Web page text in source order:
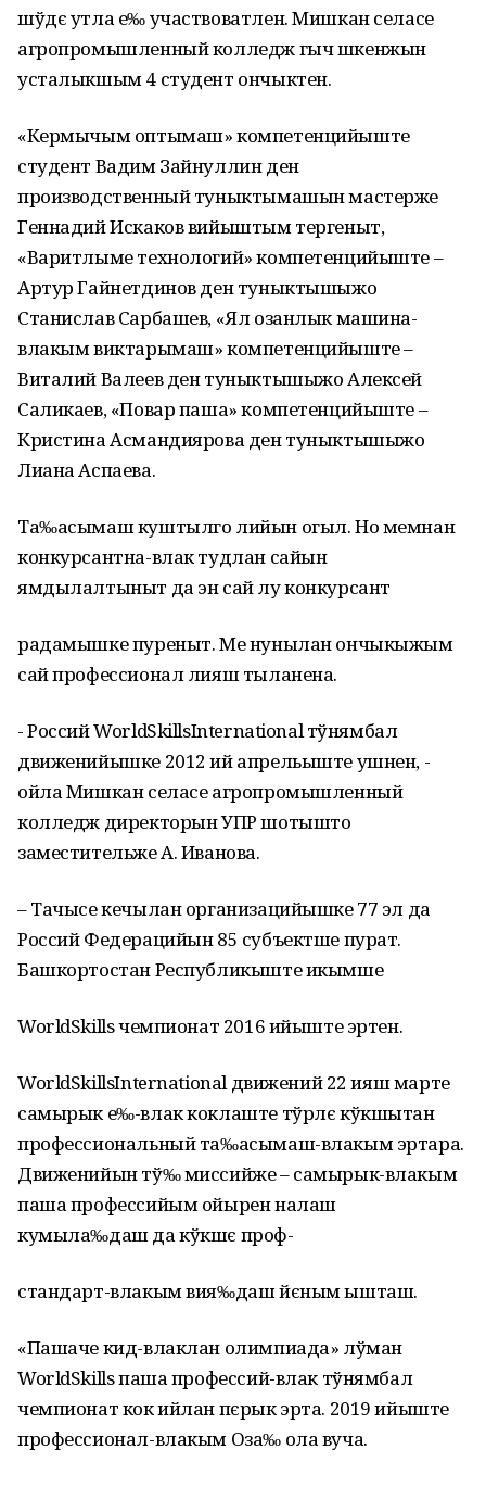
шўдє утла е‰ участвоватлен. Мишкан селасе
агропромышленный колледж гыч шкенжын
усталыкшым 4 студент ончыктен.
«Кермычым оптымаш» компетенцийыште
студент Вадим Зайнуллин ден
производственный туныктымашын мастерже
Геннадий Искаков вийыштым тергеныт,
«Варитлыме технологий» компетенцийыште –
Артур Гайнетдинов ден туныктышыжо
Станислав Сарбашев, «Ял озанлык машина-
влакым виктарымаш» компетенцийыште –
Виталий Валеев ден туныктышыжо Алексей
Саликаев, «Повар паша» компетенцийыште –
Кристина Асмандиярова ден туныктышыжо
Лиана Аспаева.
Та‰асымаш куштылго лийын огыл. Но мемнан
конкурсантна-влак тудлан сайын
ямдылалтыныт да эн сай лу конкурсант
радамышке пуреныт. Ме нунылан ончыкыжым
сай профессионал лияш тыланена.
- Россий WorldSkillsInternational тўнямбал
движенийышке 2012 ий апрельыште ушнен, -
ойла Мишкан селасе агропромышленный
колледж директорын УПР шотышто
заместительже А. Иванова.
– Тачысе кечылан организацийышке 77 эл да
Россий Федерацийын 85 субъектше пурат.
Башкортостан Республикыште икымше
WorldSkills чемпионат 2016 ийыште эртен.
WorldSkillsInternational движений 22 ияш марте
самырык е‰-влак коклаште тўрлє кўкшытан
профессиональный та‰асымаш-влакым эртара.
Движенийын тў‰ миссийже – самырык-влакым
паша профессийым ойырен налаш
кумыла‰даш да кўкшє проф-
стандарт-влакым вия‰даш йєным ышташ.
«Пашаче кид-влаклан олимпиада» лўман
WorldSkills паша профессий-влак тўнямбал
чемпионат кок ийлан пєрык эрта. 2019 ийыште
профессионал-влакым Оза‰ ола вуча.